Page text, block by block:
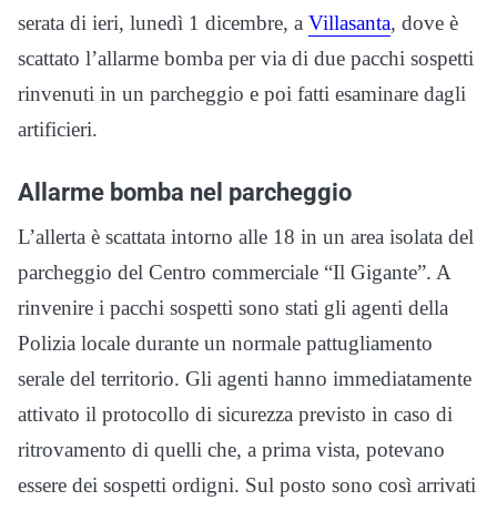
serata di ieri, lunedì 1 dicembre, a Villasanta, dove è
scattato l’allarme bomba per via di due pacchi sospetti
rinvenuti in un parcheggio e poi fatti esaminare dagli
artificieri.
Allarme bomba nel parcheggio
L’allerta è scattata intorno alle 18 in un area isolata del
parcheggio del Centro commerciale “Il Gigante”. A
rinvenire i pacchi sospetti sono stati gli agenti della
Polizia locale durante un normale pattugliamento
serale del territorio. Gli agenti hanno immediatamente
attivato il protocollo di sicurezza previsto in caso di
ritrovamento di quelli che, a prima vista, potevano
essere dei sospetti ordigni. Sul posto sono così arrivati